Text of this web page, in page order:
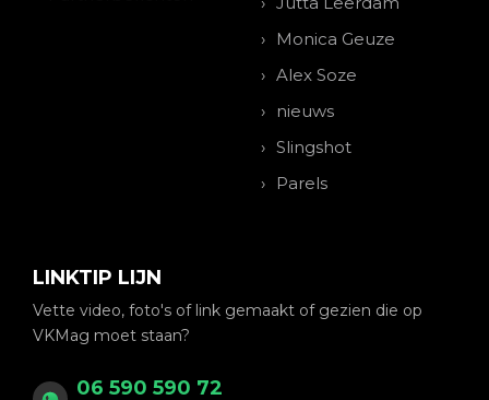
Monica Geuze
Alex Soze
nieuws
Slingshot
Parels
LINKTIP LIJN
Vette video, foto's of link gemaakt of gezien die op
VKMag moet staan?
06 590 590 72